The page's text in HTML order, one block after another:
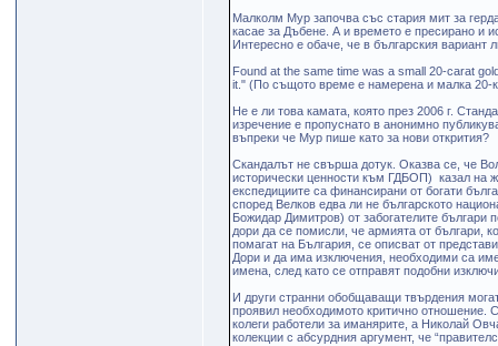
Малколм Мур започва със стария мит за
касае за Дъбене. А и времето е пресирано и
Интересно е обаче, че в българския
Found at the same time was a small 20-carat
it." (По същото време е намерена и малка 20-
Не е ли това камата, която през 2006 г.
изречение е пропуснато в анонимно
въпреки че Мур пише като за нови открития?
Скандалът не свърша дотук. Оказва се, че
исторически ценности към ГДБОП) казал на
експедициите са финансирани от богати
според Велков едва ли не българското
Божидар Димитров) от забогателите българи
дори да се помисли, че армията от българи,
помагат на България, се описват от
Дори и да има изключения, необходими са
имена, след като се отправят подобни
И други странни обобщаващи твърдения
проявил необходимото критично
колеги работели за иманярите, а Николай
колекции с абсурдния аргумент, че